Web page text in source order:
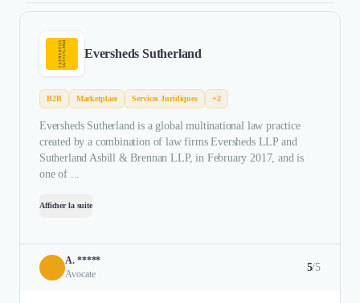
Eversheds Sutherland
B2B Marketplace Services Juridiques +2
Eversheds Sutherland is a global multinational law practice
created by a combination of law firms Eversheds LLP and
Sutherland Asbill & Brennan LLP, in February 2017, and is
one of ...
Afficher la suite
A. *****
Avocate
5/5